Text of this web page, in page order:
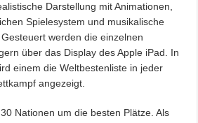
Darstellung mit Animationen,
Spielesystem und musikalische
werden die einzelnen
über das Display des Apple iPad. In
einem die Weltbestenliste in jeder
angezeigt.
Nationen um die besten Plätze. Als